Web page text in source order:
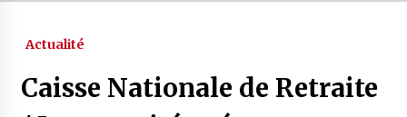
Magie de sorcier
4 ans ago
Actualité
Caisse Nationale de Retraite